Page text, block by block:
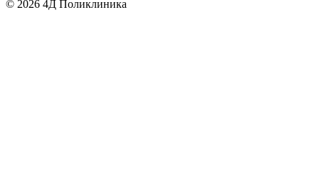
© 2026 4Д Поликлиника